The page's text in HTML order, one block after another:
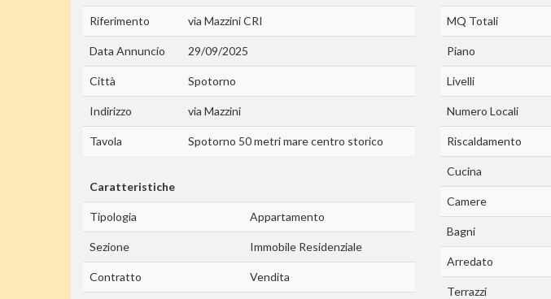
Riferimento via Mazzini CRI
Data Annuncio 29/09/2025
Città Spotorno
Indirizzo via Mazzini
Tavola Spotorno 50 metri mare centro storico
Caratteristiche
Tipologia Appartamento
Sezione Immobile Residenziale
Contratto Vendita
MQ Totali
Piano
Livelli
Numero Locali
Riscaldamento
Cucina
Camere
Bagni
Arredato
Terrazzi